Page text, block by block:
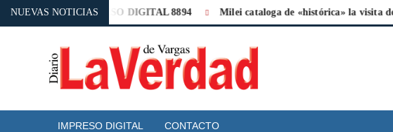
NUEVAS NOTICIAS
IMPRESO DIGITAL 8894 Milei cataloga de «histórica» la visita de León
LA
IMPRESO DIGITAL CONTACTO